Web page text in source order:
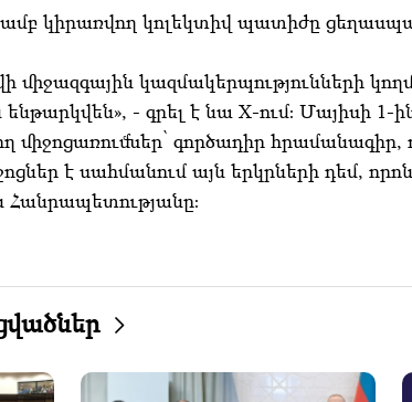
կիրառվող կոլեկտիվ պատիժը
կազմակերպությունների
- գրել է նա X-ում։ Մայիսի 1-
գործադիր հրամանագիր,
է սահմանում այն ​​երկրների դեմ,